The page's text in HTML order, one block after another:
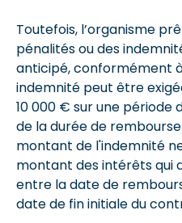
Toutefois, l’organisme
pénalités ou des
anticipé, conformément
indemnité peut être
10 000 € sur une période
de la durée de
montant de l'indemnité
montant des intérêts qui
entre la date de
date de fin initiale du